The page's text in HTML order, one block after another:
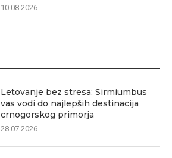
10.08.2026.
Letovanje bez stresa: Sirmiumbus
vas vodi do najlepših destinacija
crnogorskog primorja
28.07.2026.